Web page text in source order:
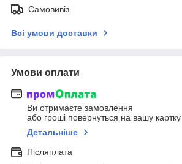
Самовивіз
Всі умови доставки
Умови оплати
Ви отримаєте замовлення
або гроші повернуться на вашу картку
Детальніше
Післяплата